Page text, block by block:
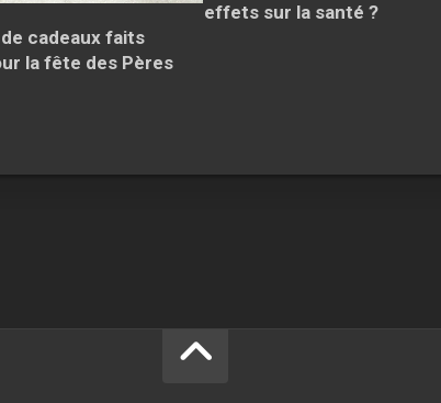
cadeaux faits
la fête des Pères
effets sur la santé ?